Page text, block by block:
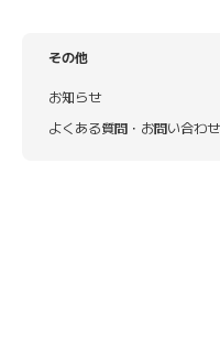
その他
お知らせ
よくある質問・お問い合わせ